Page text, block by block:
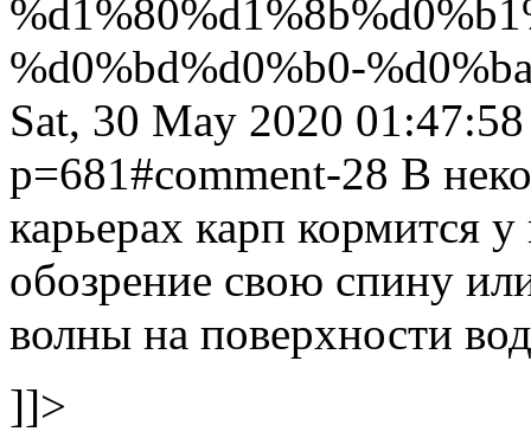
%d0%bd%d0%b0-
Sat, 30 May 2020
p=681#comment-28 В
карьерах карп кормится
обозрение свою спину
волны на поверхности
]]>